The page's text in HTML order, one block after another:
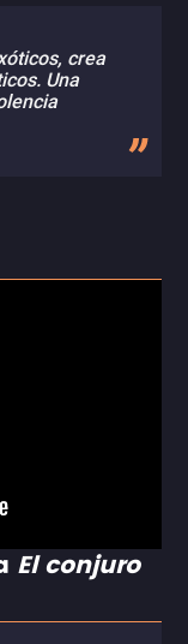
crea
Una
El conjuro